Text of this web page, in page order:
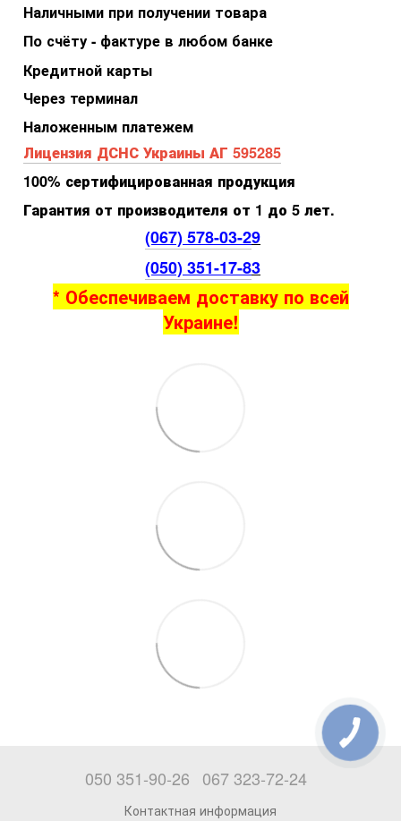
Наличными при получении товара
По счёту - фактуре в любом банке
Кредитной карты
Через терминал
Наложенным платежем
Лицензия ДСНС Украины АГ 595285
100% сертифицированная продукция
Гарантия от производителя от 1 до 5 лет.
(067) 578-03-29
(050) 351-17-83
* Обеспечиваем доставку по всей
Украине!
050 351-90-26 067 323-72-24
Контактная информация